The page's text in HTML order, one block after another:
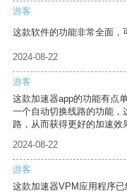
游客
这款软件的功能非常全面，
2024-08-22
游客
这款加速器app的功能有点
一个自动切换线路的功能，
路，从而获得更好的加速效
2024-08-22
游客
这款加速器VPM应用程序